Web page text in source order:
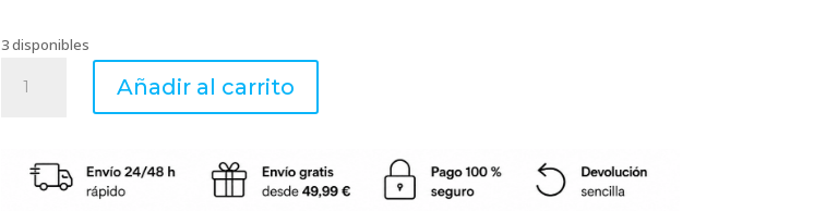
3 disponibles
Lavado
500ml
Añadir al carrito